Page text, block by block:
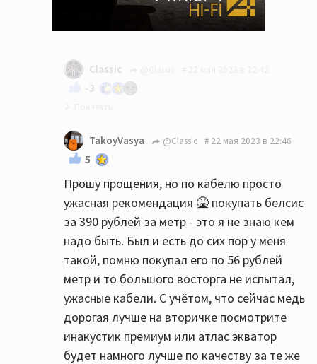
Classic
-3
И да- не спешите бежать в магазин-
возможно сейчас более опытные
товарищи подскажут ещё что-нибудь
интересное. Послушайте разные мнения. А
потом очень желательно послушайте
акустику перед покупкой (и желательно со
своим или аналогичным аппаратом).
Разные АС имеют разный почерк, вдруг
именно Heco Вам не зайдёт. Я перед
приобретением своих колонок слушал
разных претендентов, пока не сделал
выбор. Не торопитесь.
TakoyVasya @Classic 22 мая 2023 в 22:46
5
Прошу прощения, но по кабелю просто
ужасная рекомендация 🤮 покупать белсис
за 390 рублей за метр - это я не знаю кем
надо быть. Был и есть до сих пор у меня
такой, помню покупал его по 56 рублей
метр и то большого восторга не испытал,
ужасные кабели. С учётом, что сейчас медь
дорогая лучше на вторичке посмотрите
инакустик премиум или атлас экватор
будет намного лучше по качеству за те же